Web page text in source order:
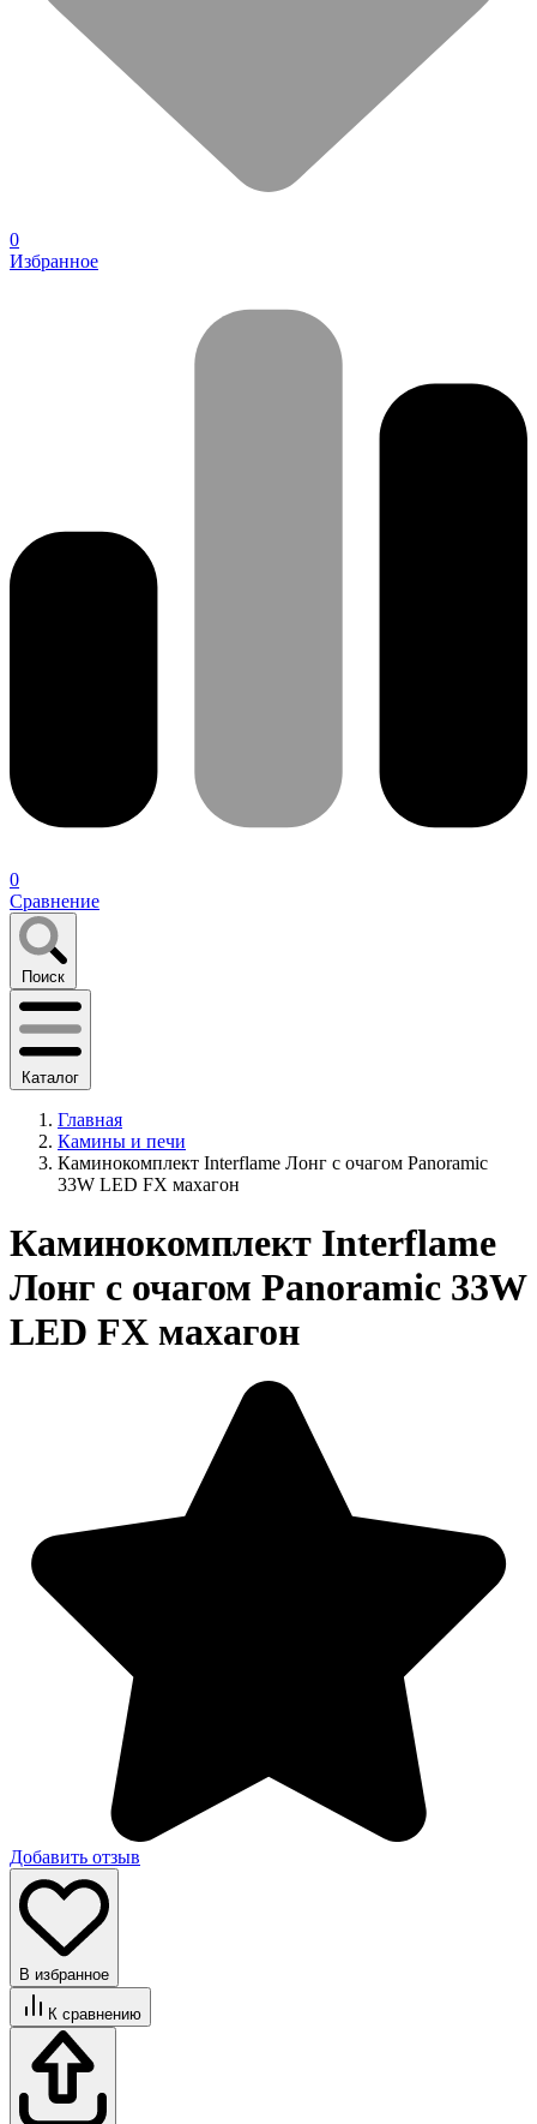
0
Избранное
0
Сравнение
Поиск
Каталог
Главная
Камины и печи
Каминокомплект Interflame Лонг с очагом Panoramic
33W LED FX махагон
Каминокомплект Interflame
Лонг с очагом Panoramic 33W
LED FX махагон
Добавить отзыв
В избранное
К сравнению